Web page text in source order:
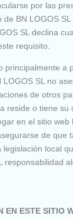
por las
BN LOGOS
SL declina
requisito.
principalmente a
SL no
de otros
reside o tiene su
en el sitio web
de que
local
responsabilidad
EN ESTE SITIO